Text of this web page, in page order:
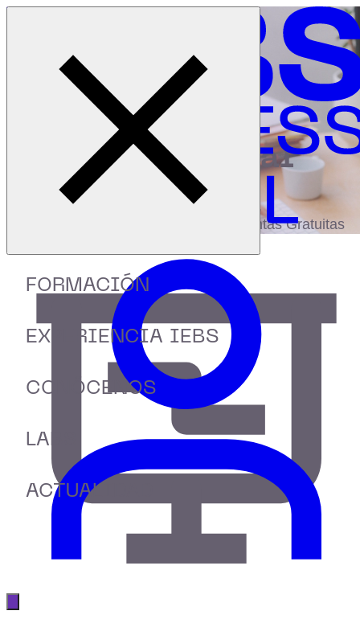
FORMACIÓN
EXPERIENCIA IEBS
CONÓCENOS
LABS
ACTUALIDAD
Inicio
Recursos
Informe Adaptación Digital 2021
bibliotecadigital
Accede a más de 150 Recursos, Guías,
eBooks,Plantillas, Estudios y Herramientas Gratuitas